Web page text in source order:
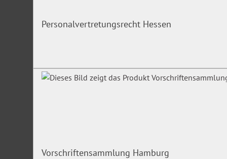
Einrichtungen, Anwälte, die im Sozial- und Pflegerecht tätig
Carmen P. Baake, Diplomökonomin, beratende Volkswirtin
ambulanten Pflege, Sozialversicherungsfachangestellte,
Personalvertretungsrecht Hessen
Vorschriftensammlung Hamburg